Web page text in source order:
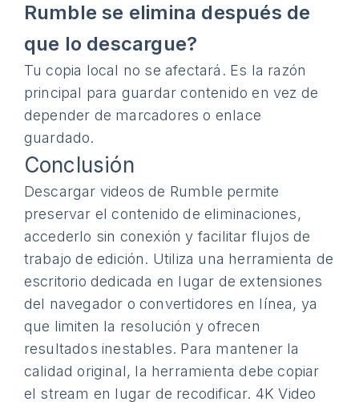
Rumble se elimina después de
que lo descargue?
Tu copia local no se afectará. Es la razón
principal para guardar contenido en vez de
depender de marcadores o enlace
guardado.
Conclusión
Descargar videos de Rumble permite
preservar el contenido de eliminaciones,
accederlo sin conexión y facilitar flujos de
trabajo de edición. Utiliza una herramienta de
escritorio dedicada en lugar de extensiones
del navegador o convertidores en línea, ya
que limiten la resolución y ofrecen
resultados inestables. Para mantener la
calidad original, la herramienta debe copiar
el stream en lugar de recodificar. 4K Video